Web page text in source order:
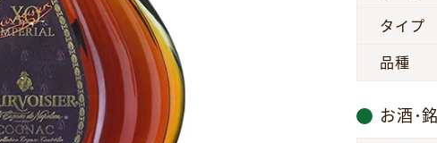
タイプ
品種
お酒･